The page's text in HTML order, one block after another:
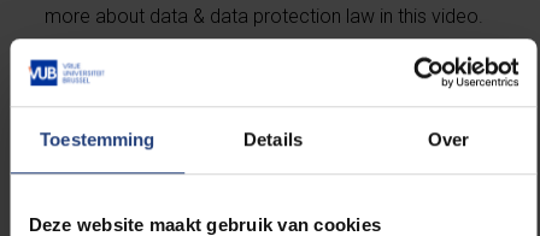
Toestemming Details Over
Deze website maakt gebruik van cookies
more about data & data protection law in this video.
Please accept marketing-cookies
view this embedded content from